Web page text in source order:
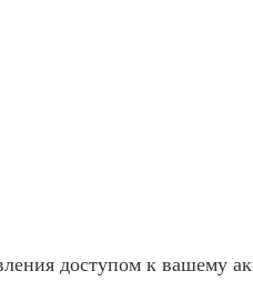
доступом к вашему